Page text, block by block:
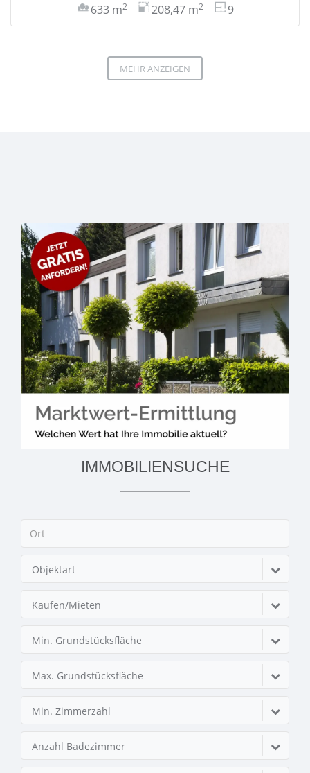
633 m2 208,47 m2 9
MEHR ANZEIGEN
IMMOBILIENSUCHE
Objektart
Kaufen/Mieten
Min. Grundstücksfläche
Max. Grundstücksfläche
Min. Zimmerzahl
Anzahl Badezimmer